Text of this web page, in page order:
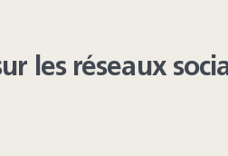
les réseaux